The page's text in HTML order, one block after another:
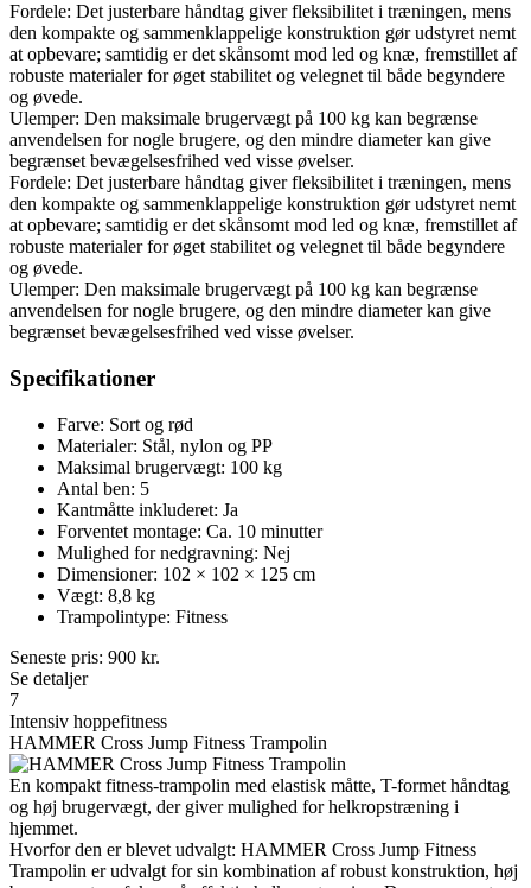
Fordele: Det justerbare håndtag giver fleksibilitet i træningen, mens
den kompakte og sammenklappelige konstruktion gør udstyret nemt
at opbevare; samtidig er det skånsomt mod led og knæ, fremstillet af
robuste materialer for øget stabilitet og velegnet til både begyndere
og øvede.
Ulemper: Den maksimale brugervægt på 100 kg kan begrænse
anvendelsen for nogle brugere, og den mindre diameter kan give
begrænset bevægelsesfrihed ved visse øvelser.
Fordele: Det justerbare håndtag giver fleksibilitet i træningen, mens
den kompakte og sammenklappelige konstruktion gør udstyret nemt
at opbevare; samtidig er det skånsomt mod led og knæ, fremstillet af
robuste materialer for øget stabilitet og velegnet til både begyndere
og øvede.
Ulemper: Den maksimale brugervægt på 100 kg kan begrænse
anvendelsen for nogle brugere, og den mindre diameter kan give
begrænset bevægelsesfrihed ved visse øvelser.
Specifikationer
Farve: Sort og rød
Materialer: Stål, nylon og PP
Maksimal brugervægt: 100 kg
Antal ben: 5
Kantmåtte inkluderet: Ja
Forventet montage: Ca. 10 minutter
Mulighed for nedgravning: Nej
Dimensioner: 102 × 102 × 125 cm
Vægt: 8,8 kg
Trampolintype: Fitness
Seneste pris: 900 kr.
Se detaljer
7
Intensiv hoppefitness
HAMMER Cross Jump Fitness Trampolin
En kompakt fitness-trampolin med elastisk måtte, T-formet håndtag
og høj brugervægt, der giver mulighed for helkropstræning i
hjemmet.
Hvorfor den er blevet udvalgt: HAMMER Cross Jump Fitness
Trampolin er udvalgt for sin kombination af robust konstruktion, høj